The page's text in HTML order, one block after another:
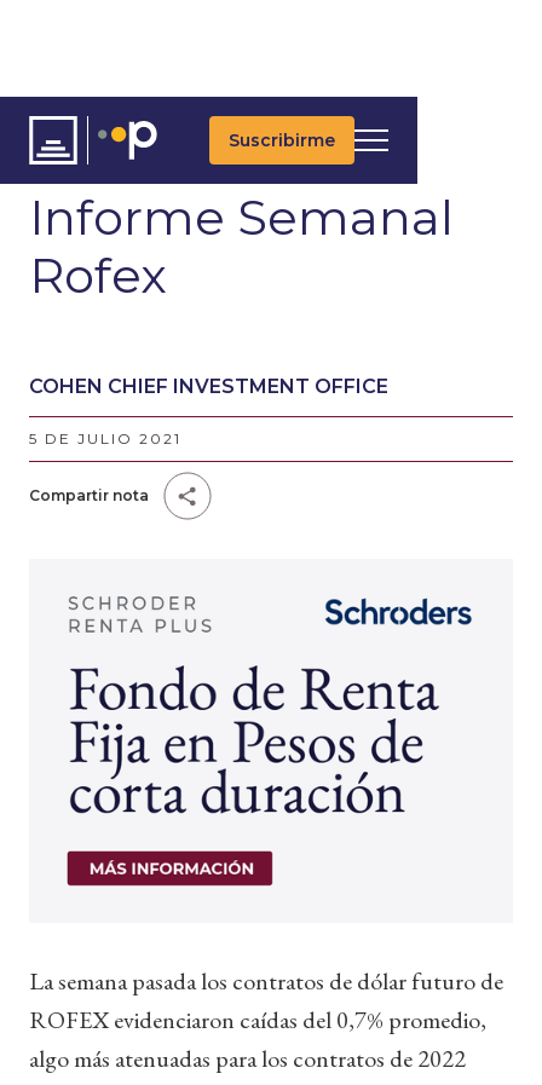
Suscribirme
ARTÍCULOS
Informe Semanal
Rofex
COHEN CHIEF INVESTMENT OFFICE
5 DE JULIO 2021
Compartir nota
La semana pasada los contratos de dólar futuro de
ROFEX evidenciaron caídas del 0,7% promedio,
algo más atenuadas para los contratos de 2022